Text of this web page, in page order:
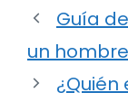
Guía
un